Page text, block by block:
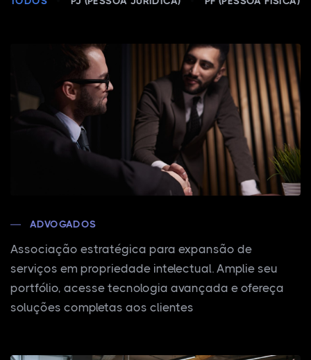
ADVOGADOS
Associação estratégica para expansão de
serviços em propriedade intelectual. Amplie seu
portfólio, acesse tecnologia avançada e ofereça
soluções completas aos clientes